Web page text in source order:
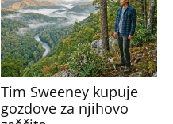
Tim Sweeney kupuje
gozdove za njihovo